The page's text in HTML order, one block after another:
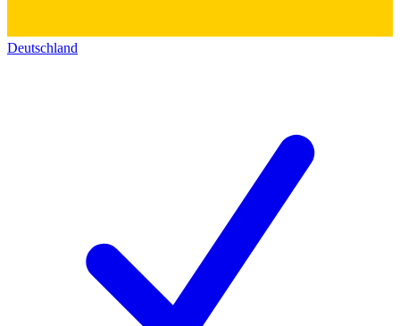
Deutschland